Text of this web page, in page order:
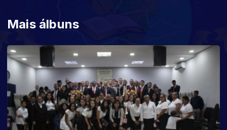
Mais álbuns